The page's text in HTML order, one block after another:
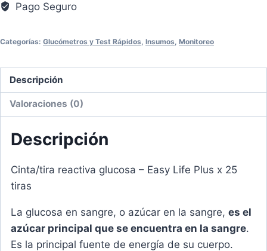
Pago Seguro
Categorías: Glucómetros y Test Rápidos, Insumos, Monitoreo
Descripción
Valoraciones (0)
Descripción
Cinta/tira reactiva glucosa – Easy Life Plus x 25
tiras
La glucosa en sangre, o azúcar en la sangre, es el
azúcar principal que se encuentra en la sangre.
Es la principal fuente de energía de su cuerpo.